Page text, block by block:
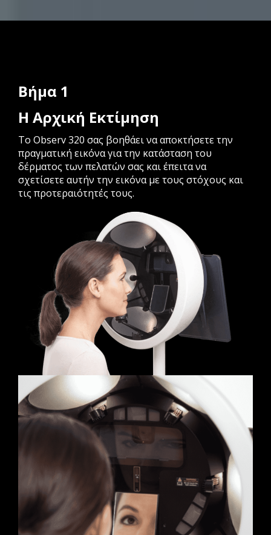
Βήμα 1
Η Αρχική Εκτίμηση
Το Observ 320 σας βοηθάει να αποκτήσετε την
πραγματική εικόνα για την κατάσταση του
δέρματος των πελατών σας και έπειτα να
σχετίσετε αυτήν την εικόνα με τους στόχους και
τις προτεραιότητές τους.